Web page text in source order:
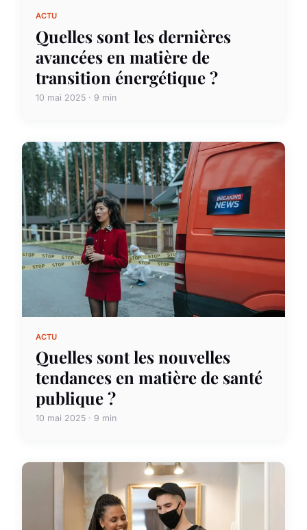
ACTU
Quelles sont les dernières
avancées en matière de
transition énergétique ?
10 mai 2025 · 9 min
ACTU
Quelles sont les nouvelles
tendances en matière de santé
publique ?
10 mai 2025 · 9 min